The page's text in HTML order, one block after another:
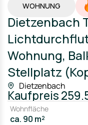
WOHNUNG
Dietzenbach
Wohnung,
Stellplatz
Dietzenbach
Kaufpreis
Wohnfläche
ca. 90 m²